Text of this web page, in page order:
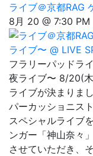
ライブ＠京都RAG
8月 20 @ 7:30 PM
フラリーパッドラ
夜ライブ〜 8/20(
ライブが決まりま
パーカッショニス
スペシャルライブ
ンガー「神山奈々
させていただき、